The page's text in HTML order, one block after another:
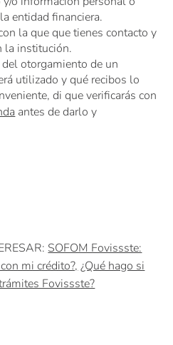
entidad financiera.
la que que tienes contacto y
la institución.
otorgamiento de un
utilizado y qué recibos lo
di que verificarás con
antes de darlo y
SOFOM Fovissste:
mi crédito?, ¿Qué hago si
Fovissste?